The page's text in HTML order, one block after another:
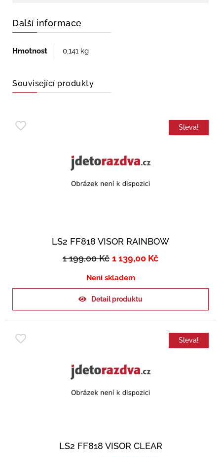
Další informace
Hmotnost 0,141 kg
Související produkty
Sleva!
LS2 FF818 VISOR RAINBOW
1 199,00Kč 1 139,00 Kč
Není skladem
Detail produktu
Sleva!
LS2 FF818 VISOR CLEAR